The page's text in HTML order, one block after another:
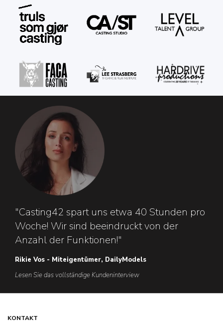
"Casting42 spart uns etwa 40 Stunden pro
Woche! Wir sind beeindruckt von der
Anzahl der Funktionen!"
Rikie Vos - Miteigentümer, DailyModels
Lesen Sie das vollständige Kundeninterview
KONTAKT